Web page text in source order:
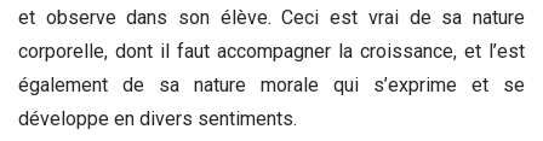
et observe dans son élève. Ceci est vrai de sa nature
corporelle, dont il faut accompagner la croissance, et l’est
également de sa nature morale qui s’exprime et se
développe en divers sentiments.